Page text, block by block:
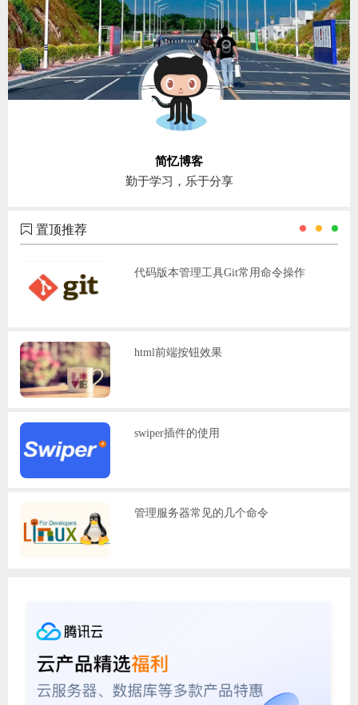
简忆博客
勤于学习，乐于分享
置顶推荐
代码版本管理工具Git常用命令操作
html前端按钮效果
swiper插件的使用
管理服务器常见的几个命令